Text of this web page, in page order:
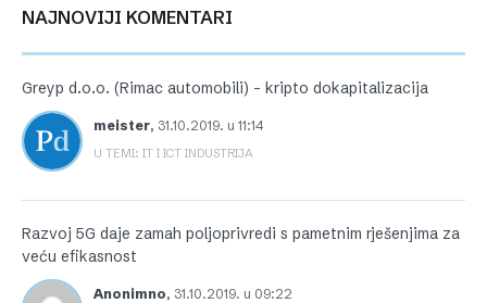
NAJNOVIJI KOMENTARI
Greyp d.o.o. (Rimac automobili) – kripto dokapitalizacija
meister, 31.10.2019. u 11:14
U TEMI: IT I ICT INDUSTRIJA
Razvoj 5G daje zamah poljoprivredi s pametnim rješenjima za
veću efikasnost
Anonimno, 31.10.2019. u 09:22